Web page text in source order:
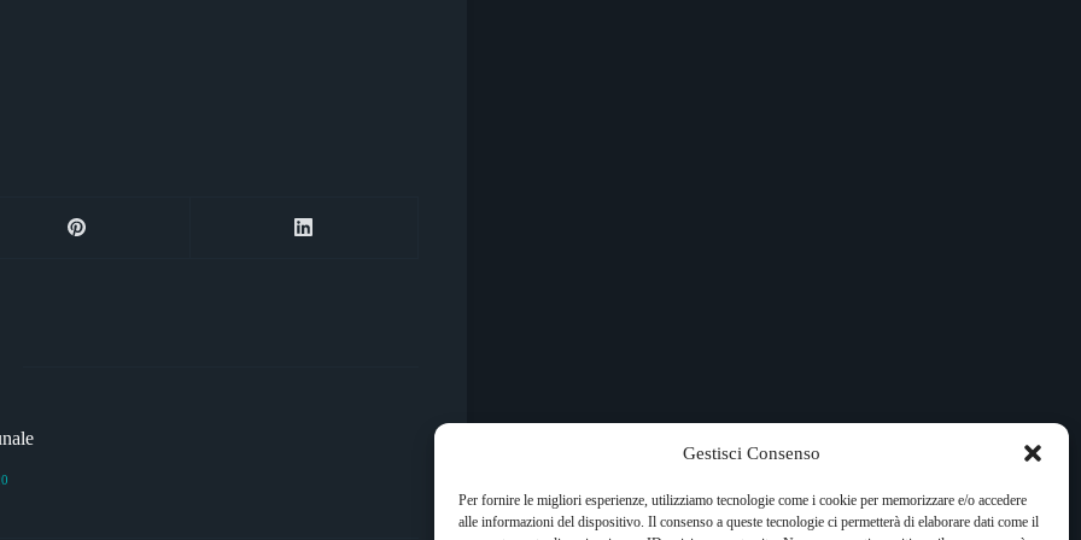
Gestisci Consenso
Per fornire le migliori esperienze, utilizziamo tecnologie come i cookie per memorizzare e/o accedere
alle informazioni del dispositivo. Il consenso a queste tecnologie ci permetterà di elaborare dati come il